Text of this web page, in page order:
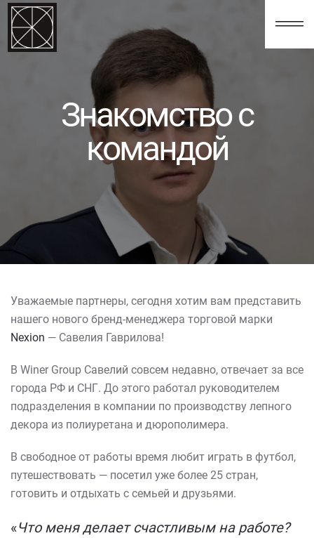
123
Знакомство с
командой
Уважаемые партнеры, сегодня хотим вам представить
нашего нового бренд-менеджера торговой марки
Nexion — Савелия Гаврилова!
В Winer Group Савелий совсем недавно, отвечает за все
города РФ и СНГ. До этого работал руководителем
подразделения в компании по производству лепного
декора из полиуретана и дюрополимера.
В свободное от работы время любит играть в футбол,
путешествовать — посетил уже более 25 стран,
готовить и отдыхать с семьей и друзьями.
«Что меня делает счастливым на работе?